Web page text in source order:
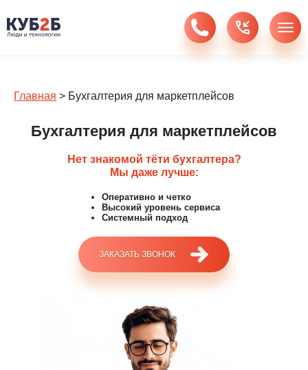
Главная > Бухгалтерия для маркетплейсов
Бухгалтерия для маркетплейсов
Нет знакомой тёти бухгалтера?
Мы даже лучше:
Оперативно и четко
Высокий уровень сервиса
Системный подход
ЗАКАЗАТЬ ЗВОНОК